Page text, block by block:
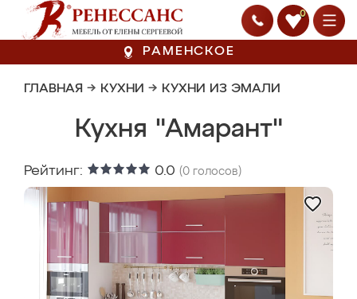
0
РАМЕНСКОЕ
ГЛАВНАЯ → КУХНИ → КУХНИ ИЗ ЭМАЛИ
Кухня "Амарант"
Рейтинг: 0.0 (0 голосов)